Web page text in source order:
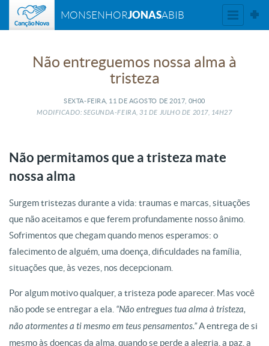
MONSENHORJONASABIB
Não entreguemos nossa alma à
tristeza
SEXTA-FEIRA, 11 DE AGOSTO DE 2017, 0H00
MODIFICADO: SEGUNDA-FEIRA, 31 DE JULHO DE 2017, 14H27
Não permitamos que a tristeza mate
nossa alma
Surgem tristezas durante a vida: traumas e marcas, situações
que não aceitamos e que ferem profundamente nosso ânimo.
Sofrimentos que chegam quando menos esperamos: o
falecimento de alguém, uma doença, dificuldades na família,
situações que, às vezes, nos decepcionam.
Por algum motivo qualquer, a tristeza pode aparecer. Mas você
não pode se entregar a ela. “Não entregues tua alma à tristeza,
não atormentes a ti mesmo em teus pensamentos.”A entrega de si
mesmo às doenças da alma, quando se perde a alegria, a paz, a